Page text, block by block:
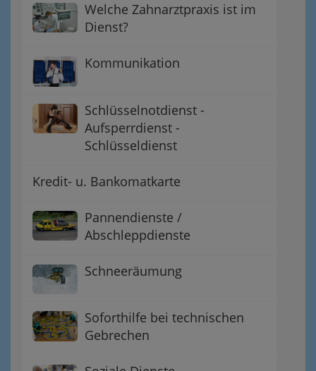
Welche Zahnarztpraxis ist im
Dienst?
Kommunikation
Schlüsselnotdienst -
Aufsperrdienst -
Schlüsseldienst
Kredit- u. Bankomatkarte
Pannendienste /
Abschleppdienste
Schneeräumung
Soforthilfe bei technischen
Gebrechen